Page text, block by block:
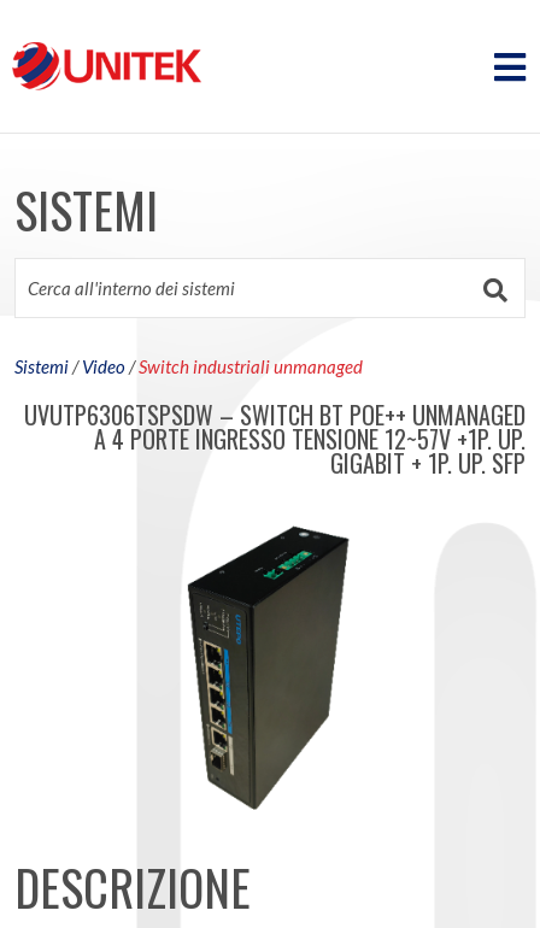
SISTEMI
Sistemi/Video/Switch industriali unmanaged
UVUTP6306TSPSDW – SWITCH BT POE++ UNMANAGED
A 4 PORTE INGRESSO TENSIONE 12~57V +1P. UP.
GIGABIT + 1P. UP. SFP
DESCRIZIONE